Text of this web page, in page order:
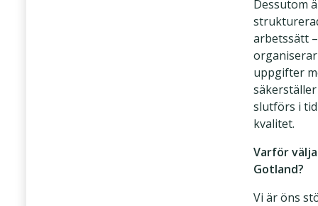
Dessutom
arbetssätt
uppgifter
slutförs i
kvalitet.
Varför
Gotland?
Vi är öns